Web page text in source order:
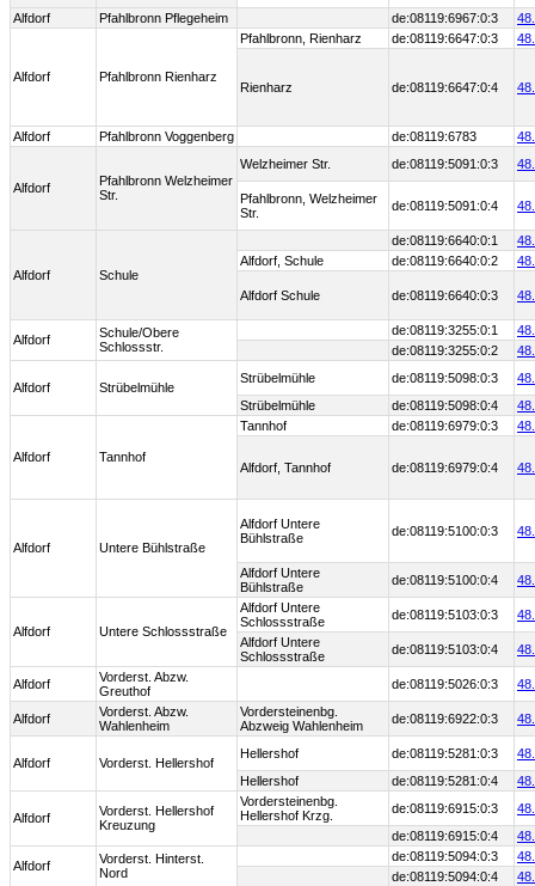
Alfdorf
Pfahlbronn Pflegeheim de:08119:6967:0:3
Alfdorf Pfahlbronn Rienharz
Pfahlbronn, Rienharz de:08119:6647:0:3
Rienharz de:08119:6647:0:4
Alfdorf Pfahlbronn Voggenberg de:08119:6783
Alfdorf
Pfahlbronn Welzheimer
Str.
Welzheimer Str. de:08119:5091:0:3
Pfahlbronn, Welzheimer
Str.
de:08119:5091:0:4
Alfdorf Schule
de:08119:6640:0:1
Alfdorf, Schule
de:08119:6640:0:2
Alfdorf Schule de:08119:6640:0:3
Alfdorf
Schule/Obere
Schlossstr.
de:08119:3255:0:1
de:08119:3255:0:2
Alfdorf Strübelmühle
Strübelmühle de:08119:5098:0:3
Strübelmühle
de:08119:5098:0:4
Alfdorf Tannhof
Tannhof de:08119:6979:0:3
Alfdorf, Tannhof de:08119:6979:0:4
Alfdorf Untere Bühlstraße
Alfdorf Untere
Bühlstraße
de:08119:5100:0:3
Alfdorf Untere
Bühlstraße
de:08119:5100:0:4
Alfdorf Untere Schlossstraße
Alfdorf Untere
Schlossstraße
de:08119:5103:0:3
Alfdorf Untere
Schlossstraße
de:08119:5103:0:4
Alfdorf
Vorderst. Abzw.
Greuthof
de:08119:5026:0:3
Alfdorf
Vorderst. Abzw.
Wahlenheim
Vordersteinenbg.
Abzweig Wahlenheim
de:08119:6922:0:3
Alfdorf Vorderst. Hellershof
Hellershof de:08119:5281:0:3
Hellershof
de:08119:5281:0:4
Alfdorf
Vorderst. Hellershof
Kreuzung
Vordersteinenbg.
Hellershof Krzg.
de:08119:6915:0:3
de:08119:6915:0:4
Alfdorf
Vorderst. Hinterst.
Nord
de:08119:5094:0:3
de:08119:5094:0:4